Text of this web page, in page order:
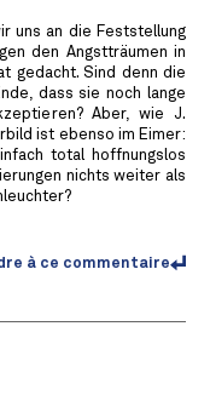
uns an die Feststellung
den Angstträumen in
gedacht. Sind denn die
dass sie noch lange
Aber, wie J.
ist ebenso im Eimer:
total hoffnungslos
nichts weiter als
à ce commentaire